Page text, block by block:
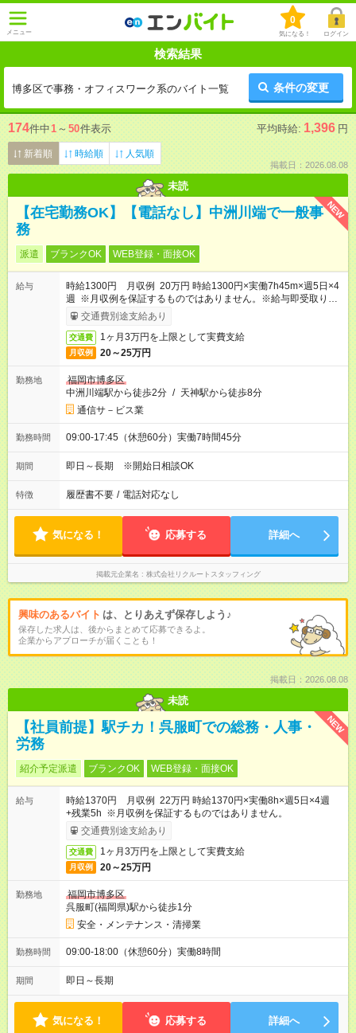
メニュー
0
気になる！ ログイン
検索結果
博多区で事務・オフィスワーク系のバイト一覧 条件の変更
174件中1 ～ 50件表示 平均時給: 1,396 円
新着順 時給順 人気順
掲載日：2026.08.08
未読
NEW
【在宅勤務OK】【電話なし】中洲川端で一般事
務
派遣 ブランクOK WEB登録・面接OK
給与
時給1300円 月収例 20万円 時給1300円×実働7h45m×週5日×4
週 ※月収例を保証するものではありません。※給与即受取りサ
ービス利用可（利用条件有）
交通費別途支給あり
交通費 1ヶ月3万円を上限として実費支給
月収例 20～25万円
勤務地
福岡市博多区
中洲川端駅から徒歩2分 / 天神駅から徒歩8分
通信サ－ビス業
勤務時間 09:00-17:45（休憩60分）実働7時間45分
期間 即日～長期 ※開始日相談OK
特徴 履歴書不要 / 電話対応なし
気になる！ 応募する 詳細へ
掲載元企業名 株式会社リクルートスタッフィング
興味のあるバイト は、とりあえず保存しよう♪
保存した求人は、後からまとめて応募できるよ。
企業からアプローチが届くことも！
掲載日：2026.08.08
未読
NEW
【社員前提】駅チカ！呉服町での総務・人事・
労務
紹介予定派遣 ブランクOK WEB登録・面接OK
給与
時給1370円 月収例 22万円 時給1370円×実働8h×週5日×4週
+残業5h ※月収例を保証するものではありません。
交通費別途支給あり
交通費 1ヶ月3万円を上限として実費支給
月収例 20～25万円
勤務地
福岡市博多区
呉服町(福岡県)駅から徒歩1分
安全・メンテナンス・清掃業
勤務時間 09:00-18:00（休憩60分）実働8時間
期間 即日～長期
気になる！ 応募する 詳細へ